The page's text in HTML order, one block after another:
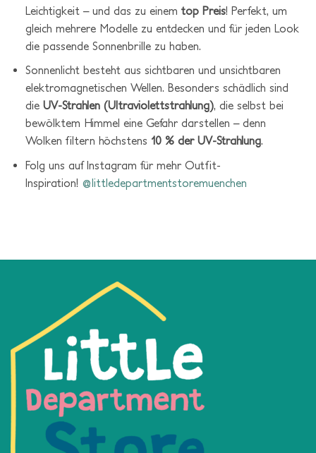
Leichtigkeit – und das zu einem top Preis! Perfekt, um
gleich mehrere Modelle zu entdecken und für jeden Look
die passende Sonnenbrille zu haben.
Sonnenlicht besteht aus sichtbaren und unsichtbaren
elektromagnetischen Wellen. Besonders schädlich sind
die UV-Strahlen (Ultraviolettstrahlung), die selbst bei
bewölktem Himmel eine Gefahr darstellen – denn
Wolken filtern höchstens 10 % der UV-Strahlung.
Folg uns auf Instagram für mehr Outfit-
Inspiration! @littledepartmentstoremuenchen